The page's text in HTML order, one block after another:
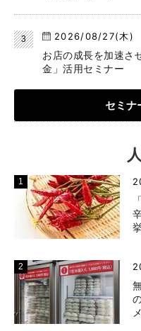
2026/08/27(木)
お店の成長を加速さ
金」活用セミナー
セミナ